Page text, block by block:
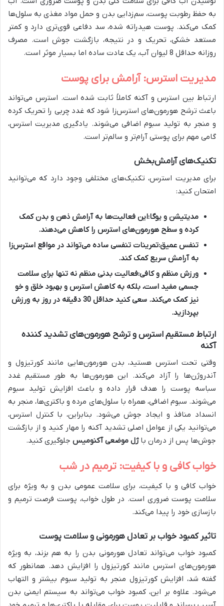
به حفظ رطوبت پوست، سم‌زدایی بدن و حمل مواد مغذی به سلول‌ها
کمک می‌کند. پوست هیدراته شده، سد دفاعی قوی‌تری دارد و کمتر
مستعد خشکی، تحریک و در نتیجه، بازگشت جوش است. مصرف
روزانه حداقل 8 لیوان آب، یک عادت ساده اما بسیار موثر است.
مدیریت استرس: آرامش برای پوست
ارتباط بین استرس و آکنه کاملاً ثابت شده است. استرس می‌تواند
باعث ترشح هورمون‌های استرس‌زا شود که غدد چربی را تحریک کرده
و منجر به تولید سبوم اضافی می‌شوند. یادگیری مدیریت استرس،
گامی مهم برای پوستی آرام‌تر و سالم‌تر است.
تکنیک‌های آرامش‌بخش
برای مدیریت استرس، تکنیک‌های مختلفی وجود دارد که می‌توانید
امتحان کنید:
مدیتیشن و یوگا:این فعالیت‌ها به آرامش ذهن و بدن کمک
کرده و سطح هورمون‌های استرس را کاهش می‌دهند.
تنفس عمیق:تمرینات تنفسی ساده می‌تواند در مواقع استرس‌زا
به آرامش سریع کمک کند.
ورزش منظم و کافی:فعالیت بدنی منظم نه تنها برای سلامت
جسمی مفید است، بلکه به کاهش استرس و بهبود خلق و خو
نیز کمک می‌کند. سعی کنید حداقل 30 دقیقه در روز به ورزش
بپردازید.
ارتباط مستقیم استرس و ترشح هورمون‌های تشدید کننده
آکنه
وقتی تحت استرس هستید، بدن هورمون‌هایی مانند کورتیزول و
آندروژن‌ها را آزاد می‌کند. این هورمون‌ها به طور مستقیم غدد
سباسه پوست را هدف قرار داده و باعث افزایش تولید سبوم
می‌شوند. سبوم اضافی، همراه با سلول‌های مرده و باکتری‌ها، منجر به
انسداد منافذ و ایجاد جوش می‌شود. بنابراین، با کنترل استرس،
می‌توانید یکی از عوامل اصلی تشدید آکنه را مهار کنید و از بازگشت
جوش‌ها پس از درمان باژل موضعی آکنومیس جلوگیری کنید.
خواب کافی و با کیفیت: ترمیم در شب
خواب کافی و با کیفیت، برای سلامت عمومی بدن و به ویژه برای
سلامت پوست ضروری است. در طول خواب، پوست فرصت ترمیم و
بازسازی خود را پیدا می‌کند.
تاثیر کمبود خواب بر تعادل هورمونی و سلامت پوست
کمبود خواب می‌تواند تعادل هورمونی بدن را به هم بزند، به ویژه
هورمون‌های استرس مانند کورتیزول را افزایش دهد. همانطور که
گفته شد، افزایش کورتیزول منجر به تولید سبوم بیشتر و التهاب
می‌شود. علاوه بر این، کمبود خواب می‌تواند به سیستم ایمنی بدن